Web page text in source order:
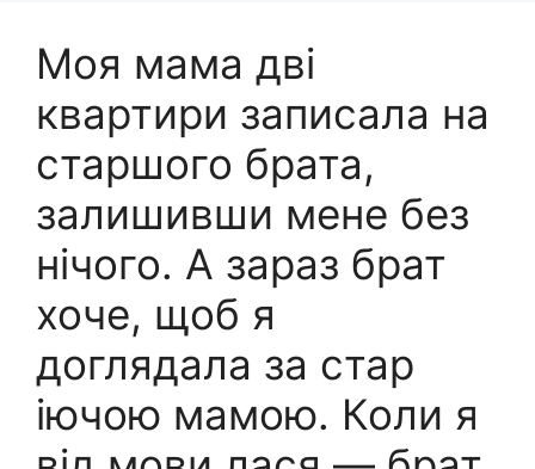
Моя мама дві
квартири записала на
старшого брата,
залишивши мене без
нічого. А зараз брат
хоче, щоб я
доглядала за стар
іючою мамою. Коли я